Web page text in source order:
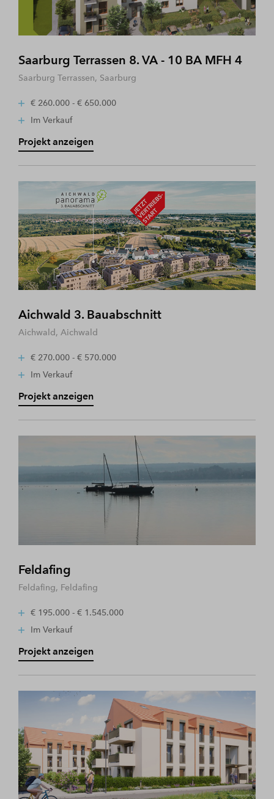
Saarburg Terrassen 8. VA - 10 BA MFH 4
Saarburg Terrassen, Saarburg
€ 260.000 - € 650.000
Im Verkauf
Projekt anzeigen
Aichwald 3. Bauabschnitt
Aichwald, Aichwald
€ 270.000 - € 570.000
Im Verkauf
Projekt anzeigen
Feldafing
Feldafing, Feldafing
€ 195.000 - € 1.545.000
Im Verkauf
Projekt anzeigen